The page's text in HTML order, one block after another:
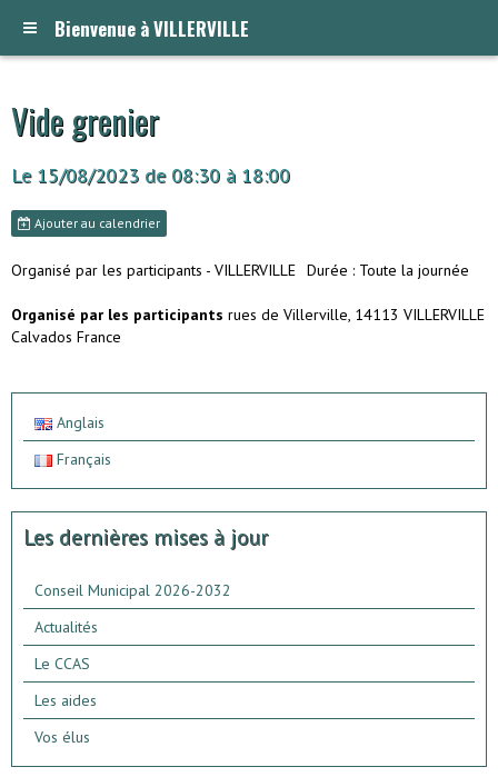
Bienvenue à VILLERVILLE
Vide grenier
Le 15/08/2023 de 08:30 à 18:00
Ajouter au calendrier
Organisé par les participants - VILLERVILLE Durée : Toute la journée
Organisé par les participants rues de Villerville, 14113 VILLERVILLE
Calvados France
Anglais
Français
Les dernières mises à jour
Conseil Municipal 2026-2032
Actualités
Le CCAS
Les aides
Vos élus